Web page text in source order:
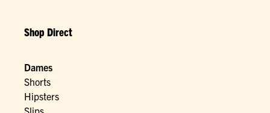
Shop Direct
Dames
Shorts
Hipsters